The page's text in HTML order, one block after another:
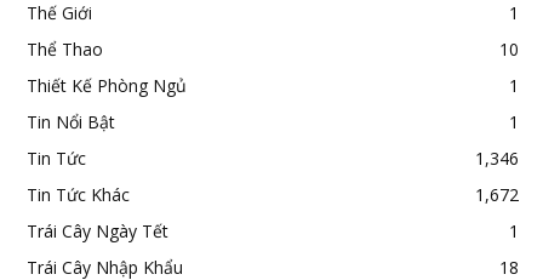
Thế Giới
1
Thể Thao
10
Thiết Kế Phòng Ngủ
1
Tin Nổi Bật
1
Tin Tức
1,346
Tin Tức Khác
1,672
Trái Cây Ngày Tết
1
Trái Cây Nhập Khẩu
18